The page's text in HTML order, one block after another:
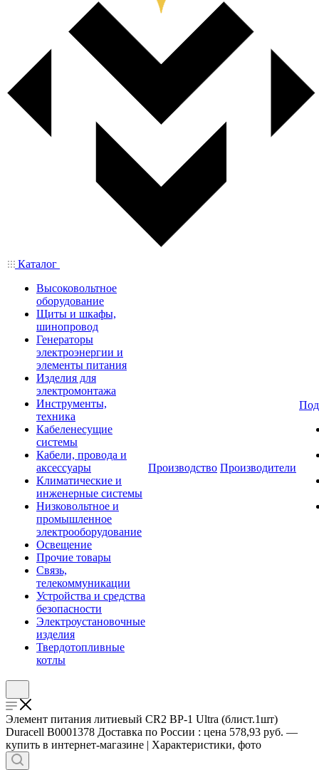
Каталог
Высоковольтное
оборудование
Щиты и шкафы,
шинопровод
Генераторы
электроэнергии и
элементы питания
Изделия для
электромонтажа
Инструменты,
техника
Кабеленесущие
системы
Кабели, провода и
аксессуары
Климатические и
инженерные системы
Низковольтное и
промышленное
электрооборудование
Освещение
Прочие товары
Связь,
телекоммуникации
Устройства и средства
безопасности
Электроустановочные
изделия
Твердотопливные
котлы
Производство Производители
Элемент питания литиевый CR2 BP-1 Ultra (блист.1шт)
Duracell B0001378 Доставка по России : цена 578,93 руб. —
купить в интернет-магазине | Характеристики, фото